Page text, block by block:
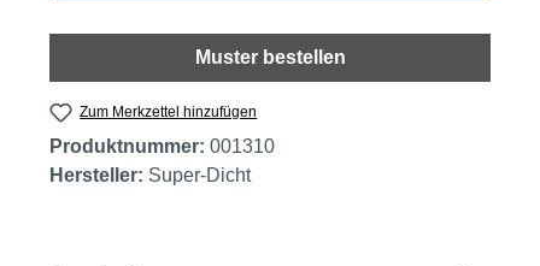
Muster bestellen
Zum Merkzettel hinzufügen
Produktnummer: 001310
Hersteller: Super-Dicht